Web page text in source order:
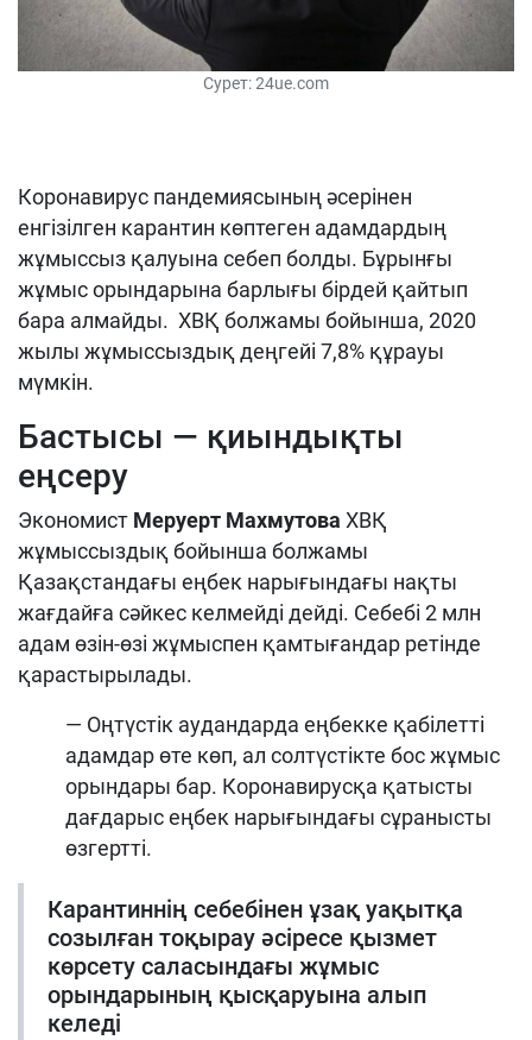
Сурет: 24ue.com
Коронавирус пандемиясының әсерінен
енгізілген карантин көптеген адамдардың
жұмыссыз қалуына себеп болды. Бұрынғы
жұмыс орындарына барлығы бірдей қайтып
бара алмайды. ХВҚ болжамы бойынша, 2020
жылы жұмыссыздық деңгейі 7,8% құрауы
мүмкін.
Бастысы — қиындықты
еңсеру
Экономист Меруерт Махмутова ХВҚ
жұмыссыздық бойынша болжамы
Қазақстандағы еңбек нарығындағы нақты
жағдайға сәйкес келмейді дейді. Себебі 2 млн
адам өзін-өзі жұмыспен қамтығандар ретінде
қарастырылады.
— Оңтүстік аудандарда еңбекке қабілетті
адамдар өте көп, ал солтүстікте бос жұмыс
орындары бар. Коронавирусқа қатысты
дағдарыс еңбек нарығындағы сұранысты
өзгертті.
Карантиннің себебінен ұзақ уақытқа
созылған тоқырау әсіресе қызмет
көрсету саласындағы жұмыс
орындарының қысқаруына алып
келеді